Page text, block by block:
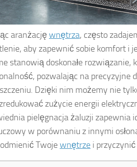
aranżacjęwnętrza, często
aby zapewnić sobie komfort i
stanowią doskonałe rozwiązanie,
pozwalając na precyzyjne
Dzięki nim możemy nie
zużycie energii
pielęgnacja żaluzji zapewnia
w porównaniu z innymi
Twojewnętrze i